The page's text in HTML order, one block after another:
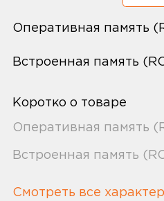
Оперативная память
Встроенная память
Коротко о товаре
Оперативная память
Встроенная память
Смотреть все